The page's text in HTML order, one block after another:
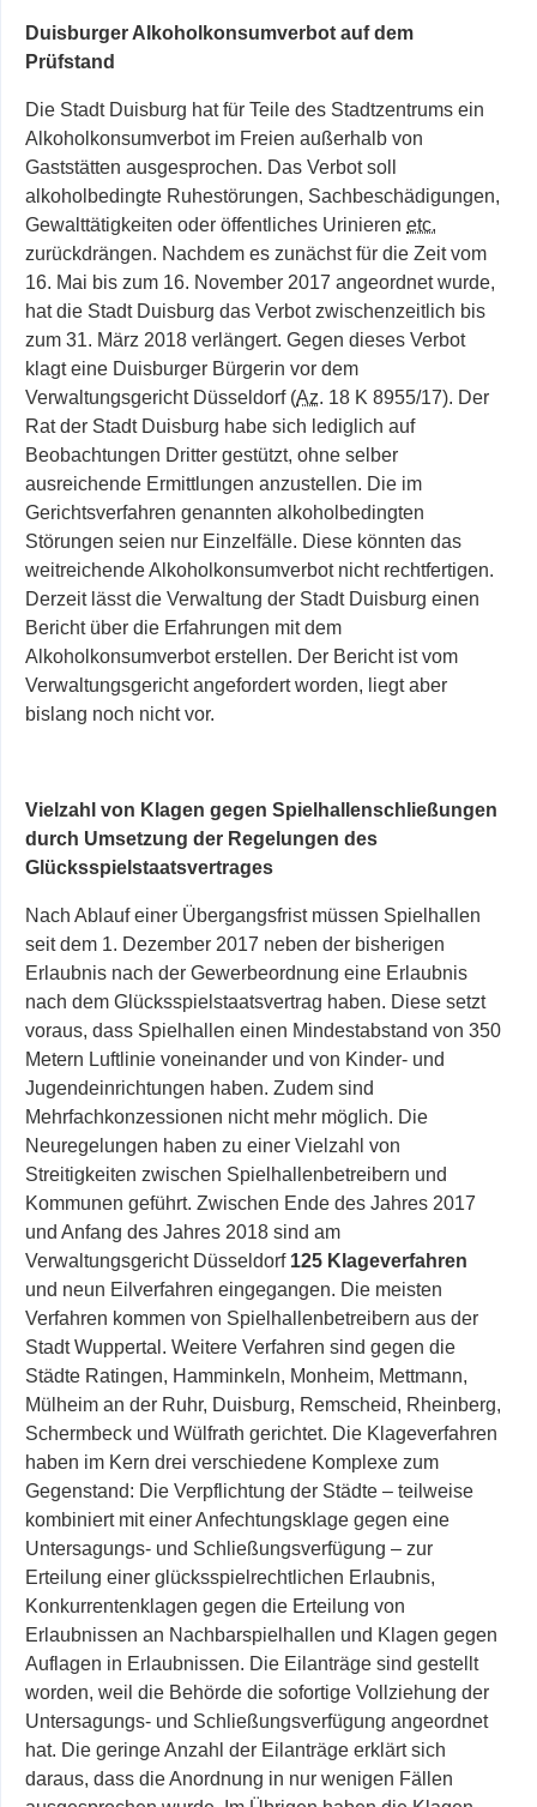
Duisburger Alkoholkonsumverbot auf dem
Prüfstand
Die Stadt Duisburg hat für Teile des Stadtzentrums ein
Alkoholkonsumverbot im Freien außerhalb von
Gaststätten ausgesprochen. Das Verbot soll
alkoholbedingte Ruhestörungen, Sachbeschädigungen,
Gewalttätigkeiten oder öffentliches Urinieren etc.
zurückdrängen. Nachdem es zunächst für die Zeit vom
16. Mai bis zum 16. November 2017 angeordnet wurde,
hat die Stadt Duisburg das Verbot zwischenzeitlich bis
zum 31. März 2018 verlängert. Gegen dieses Verbot
klagt eine Duisburger Bürgerin vor dem
Verwaltungsgericht Düsseldorf (Az. 18 K 8955/17). Der
Rat der Stadt Duisburg habe sich lediglich auf
Beobachtungen Dritter gestützt, ohne selber
ausreichende Ermittlungen anzustellen. Die im
Gerichtsverfahren genannten alkoholbedingten
Störungen seien nur Einzelfälle. Diese könnten das
weitreichende Alkoholkonsumverbot nicht rechtfertigen.
Derzeit lässt die Verwaltung der Stadt Duisburg einen
Bericht über die Erfahrungen mit dem
Alkoholkonsumverbot erstellen. Der Bericht ist vom
Verwaltungsgericht angefordert worden, liegt aber
bislang noch nicht vor.
Vielzahl von Klagen gegen Spielhallenschließungen
durch Umsetzung der Regelungen des
Glücksspielstaatsvertrages
Nach Ablauf einer Übergangsfrist müssen Spielhallen
seit dem 1. Dezember 2017 neben der bisherigen
Erlaubnis nach der Gewerbeordnung eine Erlaubnis
nach dem Glücksspielstaatsvertrag haben. Diese setzt
voraus, dass Spielhallen einen Mindestabstand von 350
Metern Luftlinie voneinander und von Kinder- und
Jugendeinrichtungen haben. Zudem sind
Mehrfachkonzessionen nicht mehr möglich. Die
Neuregelungen haben zu einer Vielzahl von
Streitigkeiten zwischen Spielhallenbetreibern und
Kommunen geführt. Zwischen Ende des Jahres 2017
und Anfang des Jahres 2018 sind am
Verwaltungsgericht Düsseldorf 125 Klageverfahren
und neun Eilverfahren eingegangen. Die meisten
Verfahren kommen von Spielhallenbetreibern aus der
Stadt Wuppertal. Weitere Verfahren sind gegen die
Städte Ratingen, Hamminkeln, Monheim, Mettmann,
Mülheim an der Ruhr, Duisburg, Remscheid, Rheinberg,
Schermbeck und Wülfrath gerichtet. Die Klageverfahren
haben im Kern drei verschiedene Komplexe zum
Gegenstand: Die Verpflichtung der Städte – teilweise
kombiniert mit einer Anfechtungsklage gegen eine
Untersagungs- und Schließungsverfügung – zur
Erteilung einer glücksspielrechtlichen Erlaubnis,
Konkurrentenklagen gegen die Erteilung von
Erlaubnissen an Nachbarspielhallen und Klagen gegen
Auflagen in Erlaubnissen. Die Eilanträge sind gestellt
worden, weil die Behörde die sofortige Vollziehung der
Untersagungs- und Schließungsverfügung angeordnet
hat. Die geringe Anzahl der Eilanträge erklärt sich
daraus, dass die Anordnung in nur wenigen Fällen